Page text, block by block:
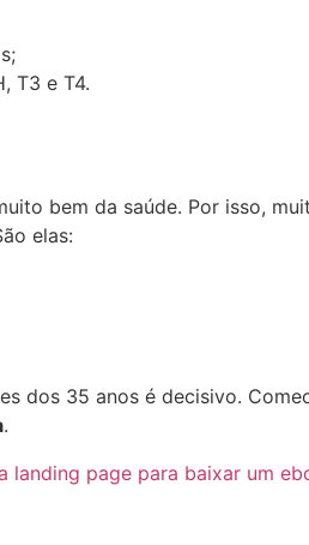
T3 e T4.
bem da saúde. Por isso,
elas:
dos 35 anos é decisivo.
.